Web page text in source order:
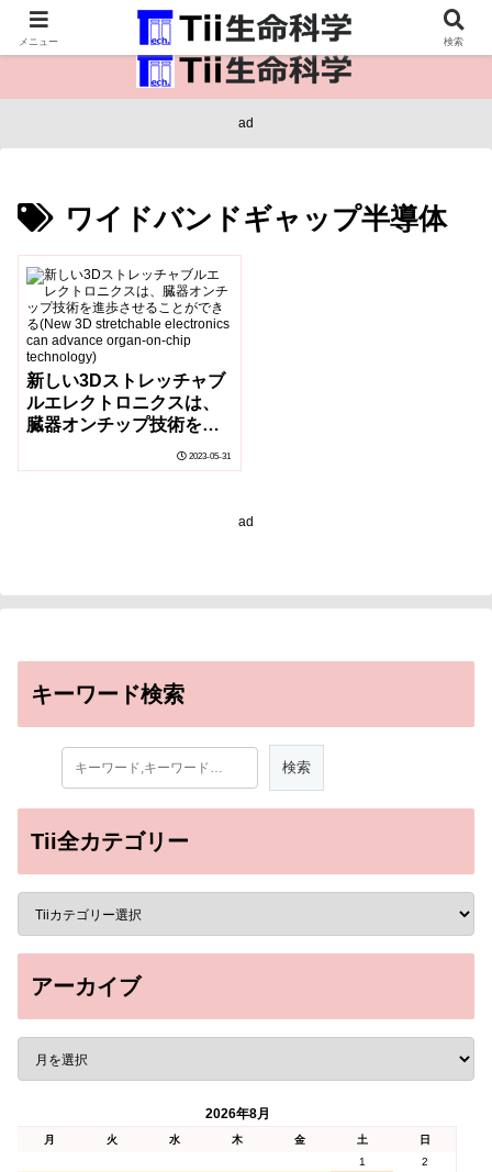
医療保健・生命・生物の情報インフラ。
ad
ワイドバンドギャップ半導体
新しい3Dストレッチャブ
ルエレクトロニクスは、
臓器オンチップ技術を進
歩させることができる
(New 3D stretchable
2023-05-31
ad
キーワード検索
Tii全カテゴリー
アーカイブ
2026年8月
月 火 水 木 金 土
日
1
2
メニュー 検索